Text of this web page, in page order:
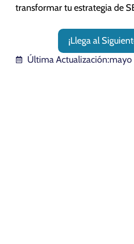
transformar tu estrategia de
¡Llega al
Última Actualización:mayo